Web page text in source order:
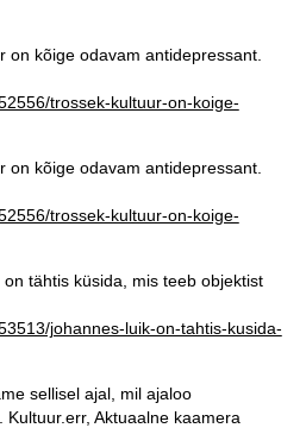
on kõige odavam antidepressant.
trossek-kultuur-on-koige-
on kõige odavam antidepressant.
trossek-kultuur-on-koige-
tähtis küsida, mis teeb objektist
johannes-luik-on-tahtis-kusida-
sellisel ajal, mil ajaloo
Aktuaalne kaamera